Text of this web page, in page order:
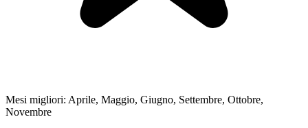
Mesi migliori: Aprile, Maggio, Giugno, Settembre, Ottobre,
Novembre